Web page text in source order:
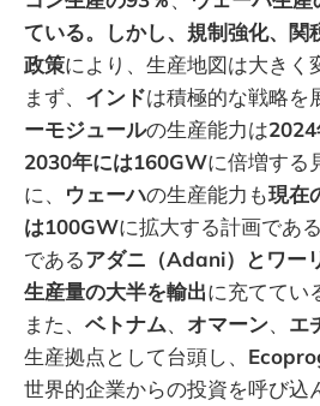
ている。しかし、規制強化、関
政策により、生産地図は大きく
まず、 インドは積極的な戦略を
ーモジュールの生産能力は
2030年には160GWに倍増する
に、 ウェーハの生産能力も現在
は100GWに拡大する計画であ
であるアダニ（Adani）とワー
生産量の大半を輸出に充ててい
また、 ベトナム、 オマーン、 エ
生産拠点として台頭し、
世界的企業からの投資を呼び込